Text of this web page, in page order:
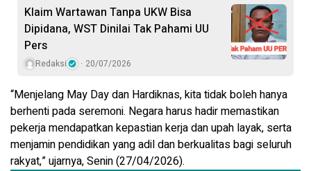
Klaim Wartawan Tanpa UKW Bisa
Dipidana, WST Dinilai Tak Pahami UU
Pers
Redaksi 20/07/2026
“Menjelang May Day dan Hardiknas, kita tidak boleh hanya
berhenti pada seremoni. Negara harus hadir memastikan
pekerja mendapatkan kepastian kerja dan upah layak, serta
menjamin pendidikan yang adil dan berkualitas bagi seluruh
rakyat,” ujarnya, Senin (27/04/2026).